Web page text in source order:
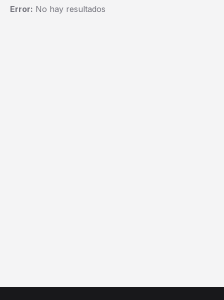
Error: No hay resultados